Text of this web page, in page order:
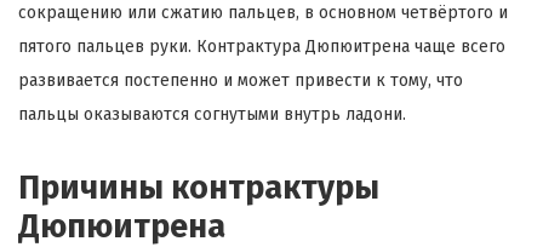
сокращению или сжатию пальцев, в основном четвёртого и
пятого пальцев руки. Контрактура Дюпюитрена чаще всего
развивается постепенно и может привести к тому, что
пальцы оказываются согнутыми внутрь ладони.
Причины контрактуры
Дюпюитрена